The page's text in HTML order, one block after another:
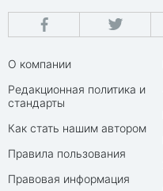
О компании
Редакционная политика и
стандарты
Как стать нашим автором
Правила пользования
Правовая информация